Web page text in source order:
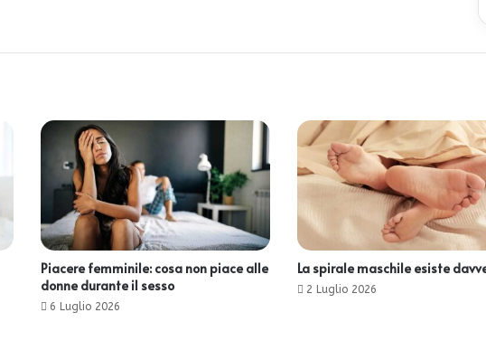
Piacere femminile: cosa non piace alle
donne durante il sesso
6 Luglio 2026
La spirale maschile esiste
2 Luglio 2026